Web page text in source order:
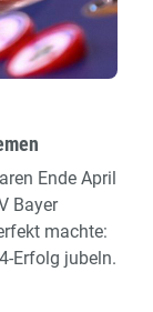
Ende April
Bayer
machte:
Erfolg jubeln.